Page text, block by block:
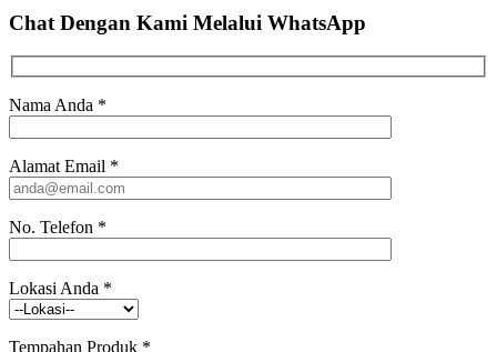
Chat Dengan Kami Melalui WhatsApp
Nama Anda *
Alamat Email *
No. Telefon *
Lokasi Anda *
Tempahan Produk *